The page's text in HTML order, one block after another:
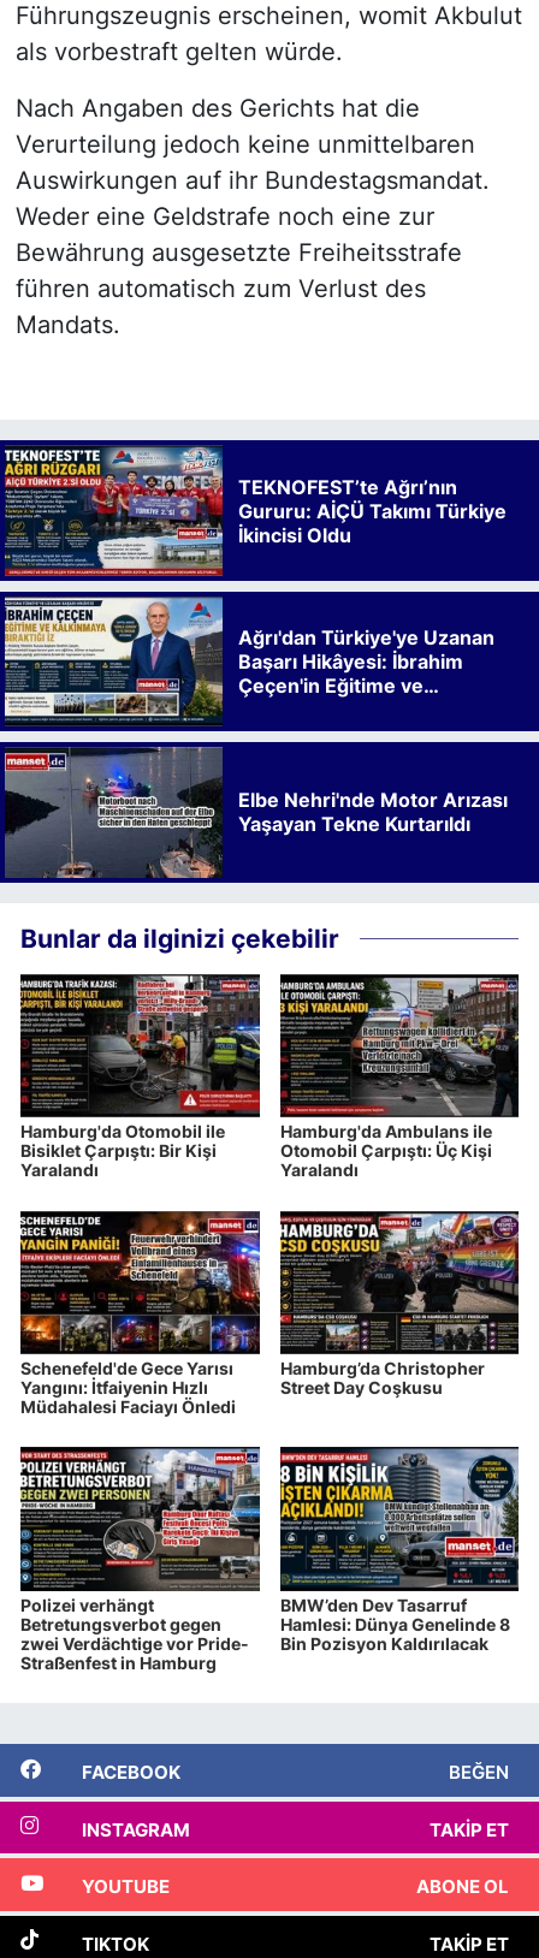
Führungszeugnis erscheinen, womit Akbulut
als vorbestraft gelten würde.
Nach Angaben des Gerichts hat die
Verurteilung jedoch keine unmittelbaren
Auswirkungen auf ihr Bundestagsmandat.
Weder eine Geldstrafe noch eine zur
Bewährung ausgesetzte Freiheitsstrafe
führen automatisch zum Verlust des
Mandats.
TEKNOFEST’te Ağrı’nın
Gururu: AİÇÜ Takımı Türkiye
İkincisi Oldu
Ağrı'dan Türkiye'ye Uzanan
Başarı Hikâyesi: İbrahim
Çeçen'in Eğitime ve
Elbe Nehri'nde Motor Arızası
Yaşayan Tekne Kurtarıldı
Bunlar da ilginizi çekebilir
Hamburg'da Otomobil ile
Bisiklet Çarpıştı: Bir Kişi
Yaralandı
Hamburg'da Ambulans ile
Otomobil Çarpıştı: Üç Kişi
Yaralandı
Schenefeld'de Gece Yarısı
Yangını: İtfaiyenin Hızlı
Müdahalesi Faciayı Önledi
Hamburg’da Christopher
Street Day Coşkusu
Polizei verhängt
Betretungsverbot gegen
zwei Verdächtige vor Pride-
Straßenfest in Hamburg
BMW’den Dev Tasarruf
Hamlesi: Dünya Genelinde 8
Bin Pozisyon Kaldırılacak
FACEBOOK BEĞEN
INSTAGRAM TAKIP ET
YOUTUBE ABONE OL
TIKTOK TAKIP ET